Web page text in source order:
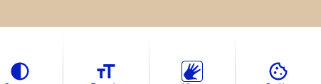
sobre as informações coletadas.